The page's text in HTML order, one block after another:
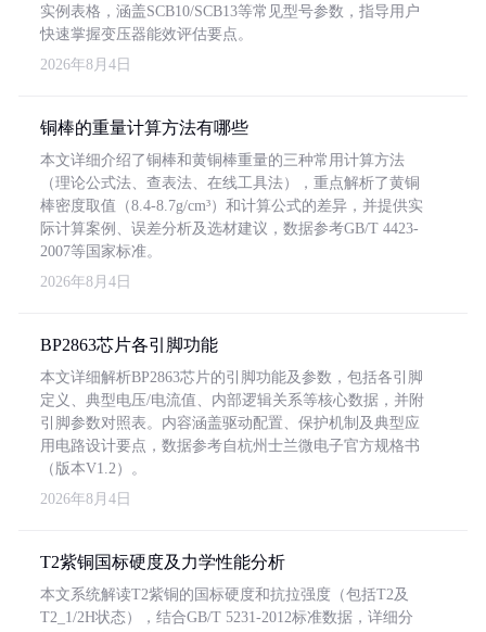
实例表格，涵盖SCB10/SCB13等常见型号参数，指导用户
快速掌握变压器能效评估要点。
2026年8月4日
铜棒的重量计算方法有哪些
本文详细介绍了铜棒和黄铜棒重量的三种常用计算方法
（理论公式法、查表法、在线工具法），重点解析了黄铜
棒密度取值（8.4-8.7g/cm³）和计算公式的差异，并提供实
际计算案例、误差分析及选材建议，数据参考GB/T 4423-
2007等国家标准。
2026年8月4日
BP2863芯片各引脚功能
本文详细解析BP2863芯片的引脚功能及参数，包括各引脚
定义、典型电压/电流值、内部逻辑关系等核心数据，并附
引脚参数对照表。内容涵盖驱动配置、保护机制及典型应
用电路设计要点，数据参考自杭州士兰微电子官方规格书
（版本V1.2）。
2026年8月4日
T2紫铜国标硬度及力学性能分析
本文系统解读T2紫铜的国标硬度和抗拉强度（包括T2及
T2_1/2H状态），结合GB/T 5231-2012标准数据，详细分